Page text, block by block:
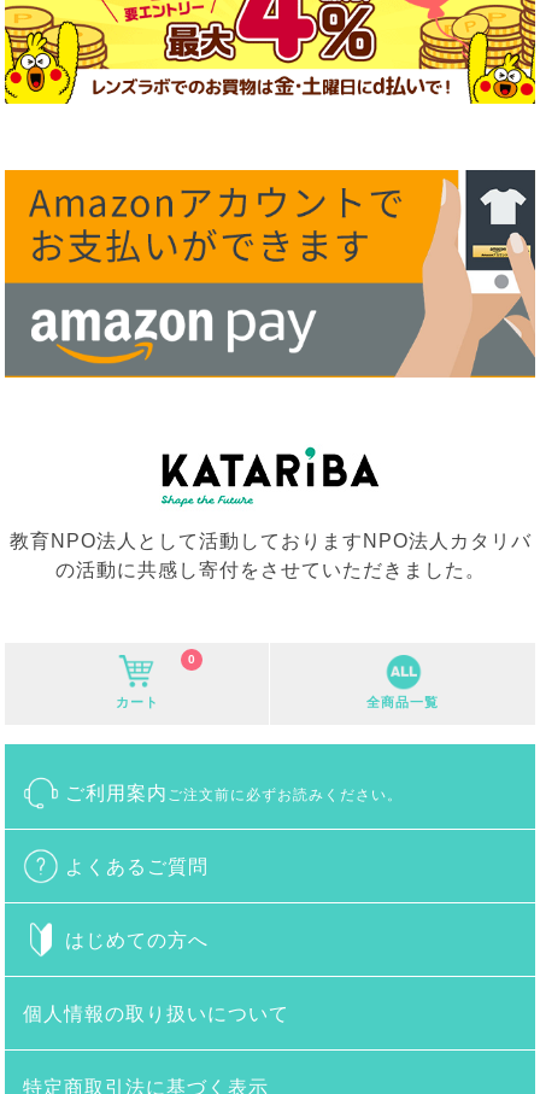
教育NPO法人として活動しておりますNPO法人カタリバ
の活動に共感し寄付をさせていただきました。
カート
0
全商品一覧
ご利用案内 ご注文前に必ずお読みください。
よくあるご質問
はじめての方へ
個人情報の取り扱いについて
特定商取引法に基づく表示